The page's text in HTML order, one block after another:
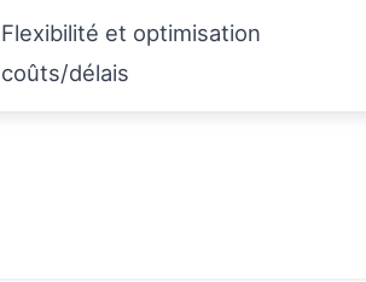
Flexibilité et optimisation
coûts/délais